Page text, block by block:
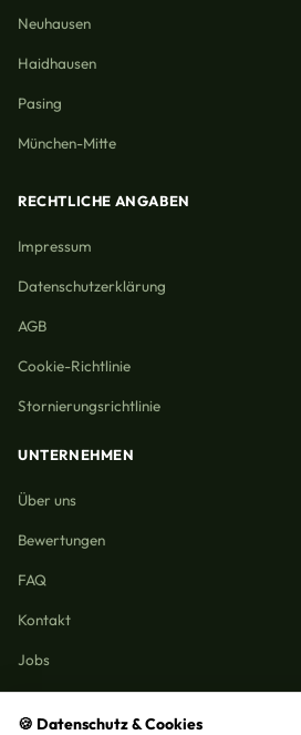
🍪 Datenschutz & Cookies
Neuhausen
Haidhausen
Pasing
München-Mitte
RECHTLICHE ANGABEN
Impressum
Datenschutzerklärung
AGB
Cookie-Richtlinie
Stornierungsrichtlinie
UNTERNEHMEN
Über uns
Bewertungen
FAQ
Kontakt
Jobs